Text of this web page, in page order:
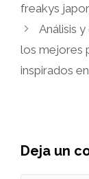
freakys
Análisis
los mejores
inspirados
Deja un